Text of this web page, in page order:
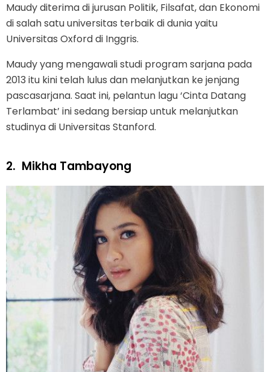
Maudy diterima di jurusan Politik, Filsafat, dan Ekonomi
di salah satu universitas terbaik di dunia yaitu
Universitas Oxford di Inggris.
Maudy yang mengawali studi program sarjana pada
2013 itu kini telah lulus dan melanjutkan ke jenjang
pascasarjana. Saat ini, pelantun lagu ‘Cinta Datang
Terlambat’ ini sedang bersiap untuk melanjutkan
studinya di Universitas Stanford.
2. Mikha Tambayong